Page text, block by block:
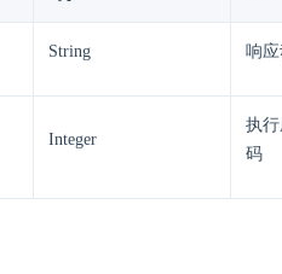
String 响
Integer
执
码